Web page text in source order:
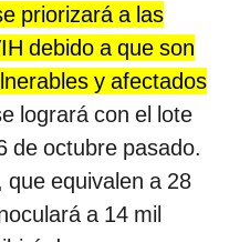
priorizará a las
debido a que son
y afectados
logrará con el lote
de octubre pasado.
equivalen a 28
a 14 mil